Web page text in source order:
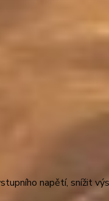
napětí, snížit